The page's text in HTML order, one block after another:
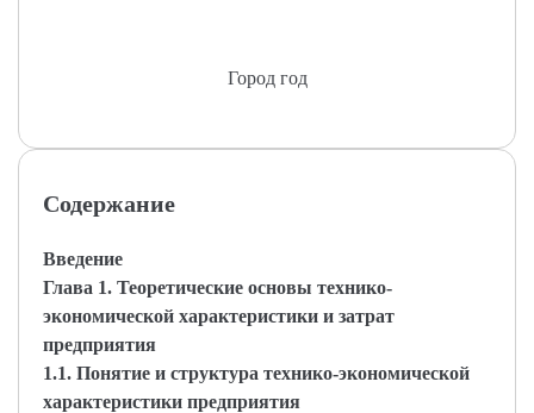
Город год
Содержание
Введение
Глава 1. Теоретические основы технико-
экономической характеристики и затрат
предприятия
1.1. Понятие и структура технико-экономической
характеристики предприятия